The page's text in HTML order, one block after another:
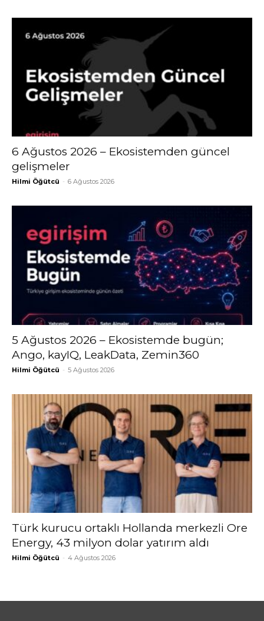
6 Ağustos 2026 – Ekosistemden güncel
gelişmeler
Hilmi Öğütcü - 6 Ağustos 2026
5 Ağustos 2026 – Ekosistemde bugün;
Ango, kayIQ, LeakData, Zemin360
Hilmi Öğütcü - 5 Ağustos 2026
Türk kurucu ortaklı Hollanda merkezli Ore
Energy, 43 milyon dolar yatırım aldı
Hilmi Öğütcü - 4 Ağustos 2026